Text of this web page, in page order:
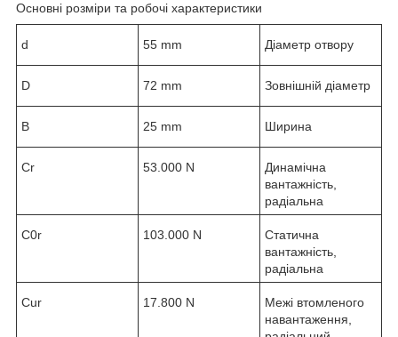
Основні розміри та робочі характеристики
d 55 mm Діаметр отвору
D 72 mm Зовнішній діаметр
B 25 mm Ширина
Cr 53.000 N
Динамічна
вантажність,
радіальна
C0r 103.000 N
Статична
вантажність,
радіальна
Cur 17.800 N
Межі втомленого
навантаження,